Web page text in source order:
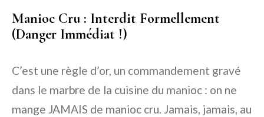
Manioc Cru : Interdit Formellement
(Danger Immédiat !)
C’est une règle d’or, un commandement gravé
dans le marbre de la cuisine du manioc : on ne
mange JAMAIS de manioc cru. Jamais, jamais, au